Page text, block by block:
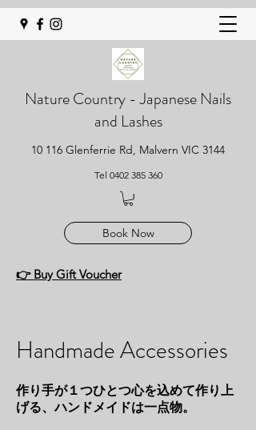
Nature Country - Japanese Nails
and Lashes
10 116 Glenferrie Rd, Malvern VIC 3144
Tel 0402 385 360
Book Now
👉 Buy Gift Voucher
Handmade Accessories
作り手が１つひとつ心を込めて作り上
げる、ハンドメイドは一点物。